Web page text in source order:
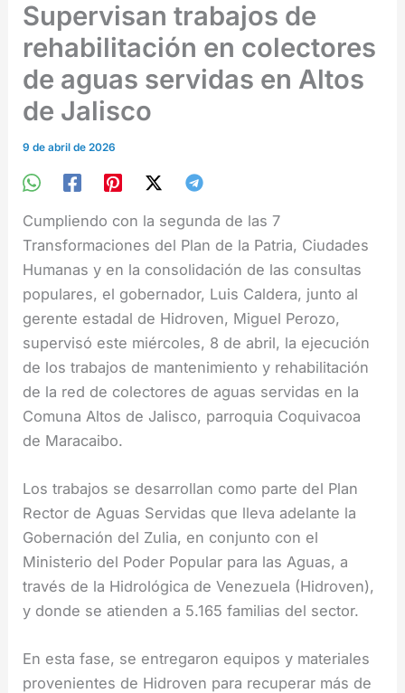
Supervisan trabajos de
rehabilitación en colectores
de aguas servidas en Altos
de Jalisco
9 de abril de 2026
Cumpliendo con la segunda de las 7
Transformaciones del Plan de la Patria, Ciudades
Humanas y en la consolidación de las consultas
populares, el gobernador, Luis Caldera, junto al
gerente estadal de Hidroven, Miguel Perozo,
supervisó este miércoles, 8 de abril, la ejecución
de los trabajos de mantenimiento y rehabilitación
de la red de colectores de aguas servidas en la
Comuna Altos de Jalisco, parroquia Coquivacoa
de Maracaibo.
Los trabajos se desarrollan como parte del Plan
Rector de Aguas Servidas que lleva adelante la
Gobernación del Zulia, en conjunto con el
Ministerio del Poder Popular para las Aguas, a
través de la Hidrológica de Venezuela (Hidroven),
y donde se atienden a 5.165 familias del sector.
En esta fase, se entregaron equipos y materiales
provenientes de Hidroven para recuperar más de